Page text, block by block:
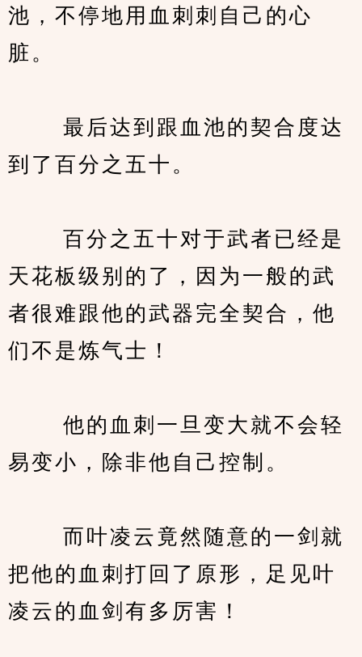
池，不停地用血刺刺自己的心
脏。
最后达到跟血池的契合度达
到了百分之五十。
百分之五十对于武者已经是
天花板级别的了，因为一般的武
者很难跟他的武器完全契合，他
们不是炼气士！
他的血刺一旦变大就不会轻
易变小，除非他自己控制。
而叶凌云竟然随意的一剑就
把他的血刺打回了原形，足见叶
凌云的血剑有多厉害！